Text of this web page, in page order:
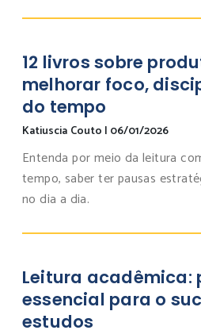
12 livros sobre
melhorar foco,
do tempo
Katiuscia Couto | 06/01/2026
Entenda por meio da leitura
tempo, saber ter pausas
no dia a dia.
Leitura acadêmica:
essencial para o
estudos